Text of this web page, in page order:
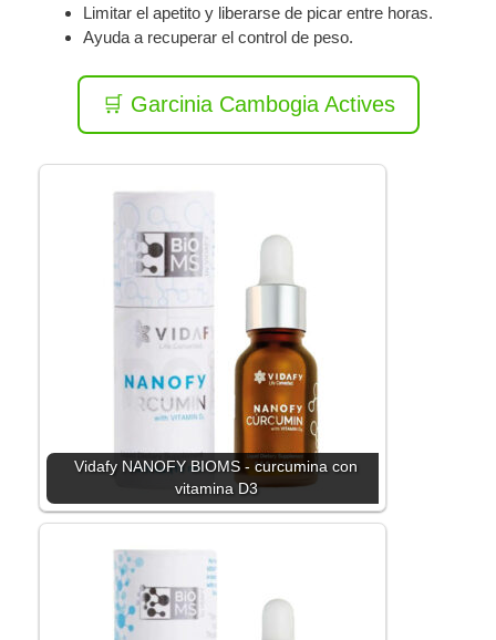
Limitar el apetito y liberarse de picar entre horas.
Ayuda a recuperar el control de peso.
🛒 Garcinia Cambogia Actives
Vidafy NANOFY BIOMS - curcumina con
vitamina D3